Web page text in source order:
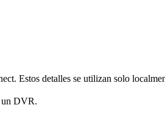
Estos detalles se utilizan solo
un DVR.